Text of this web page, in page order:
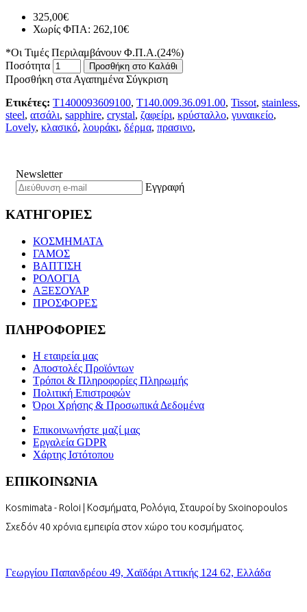
325,00€
Χωρίς ΦΠΑ: 262,10€
*Οι Τιμές Περιλαμβάνουν Φ.Π.Α.(24%)
Ποσότητα
Προσθήκη στο Καλάθι
Προσθήκη στα Αγαπημένα Σύγκριση
Ετικέτες: T1400093609100, T140.009.36.091.00, Tissot, stainless,
steel, ατσάλι, sapphire, crystal, ζαφείρι, κρύσταλλο, γυναικείο,
Lovely, κλασικό, λουράκι, δέρμα, πρασινο,
Newsletter
Εγγραφή
ΚΑΤΗΓΟΡΙΕΣ
ΚΟΣΜΗΜΑΤΑ
ΓΑΜΟΣ
ΒΑΠΤΙΣΗ
ΡΟΛΟΓΙΑ
ΑΞΕΣΟΥΑΡ
ΠΡΟΣΦΟΡΕΣ
ΠΛΗΡΟΦΟΡΙΕΣ
Η εταιρεία μας
Αποστολές Προϊόντων
Τρόποι & Πληροφορίες Πληρωμής
Πολιτική Επιστροφών
Όροι Χρήσης & Προσωπικά Δεδομένα
Επικοινωνήστε μαζί μας
Εργαλεία GDPR
Χάρτης Ιστότοπου
ΕΠΙΚΟΙΝΩΝΙΑ
Kosmimata - Roloi | Κοσμήματα, Ρολόγια, Σταυροί by Sxoinopoulos
Σχεδόν 40 χρόνια εμπειρία στον χώρο του κοσμήματος.
Γεωργίου Παπανδρέου 49, Χαϊδάρι Αττικής 124 62, Ελλάδα